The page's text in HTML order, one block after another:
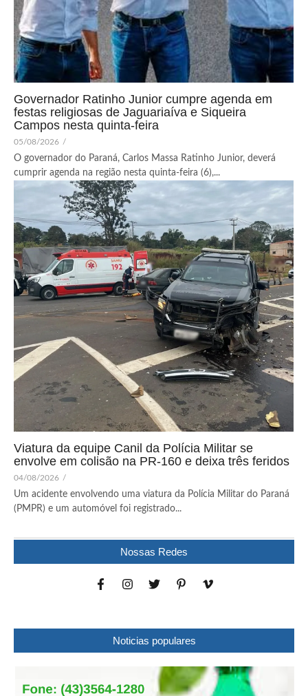
Governador Ratinho Junior cumpre agenda em
festas religiosas de Jaguariaíva e Siqueira
Campos nesta quinta-feira
05/08/2026 /
O governador do Paraná, Carlos Massa Ratinho Junior, deverá
cumprir agenda na região nesta quinta-feira (6),...
Viatura da equipe Canil da Polícia Militar se
envolve em colisão na PR-160 e deixa três feridos
04/08/2026 /
Um acidente envolvendo uma viatura da Polícia Militar do Paraná
(PMPR) e um automóvel foi registrado...
Nossas Redes
Noticias populares